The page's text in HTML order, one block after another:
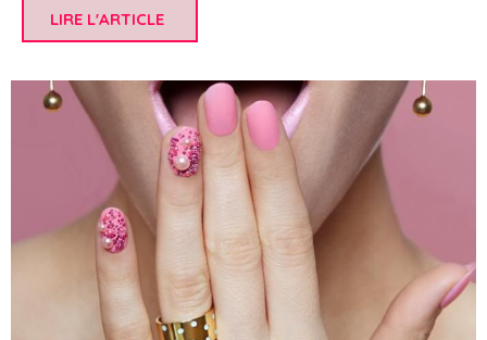
LIRE L'ARTICLE